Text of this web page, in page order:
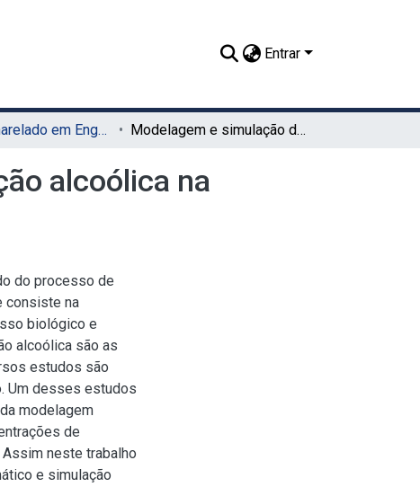
Entrar
TCC - Bacharelado em Engenharia de Alimentos (UAG) Modelagem e simulação do processo de fermentação alcoólica na indústria sucroalcooleira
alcoólica na
do processo de
consiste na
biológico e
alcoólica são as
estudos são
Um desses estudos
modelagem
de
neste trabalho
e simulação